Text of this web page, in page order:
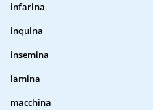
infarina
inquina
insemina
lamina
macchina